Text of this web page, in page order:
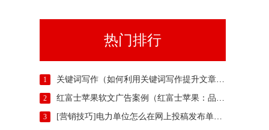
热门排行
1 关键词写作（如何利用关键词写作提升文章吸引力）
2 红富士苹果软文广告案例（红富士苹果：品质与美味的完美结合）
3 [营销技巧]电力单位怎么在网上投稿发布单位正能量推广稿件？